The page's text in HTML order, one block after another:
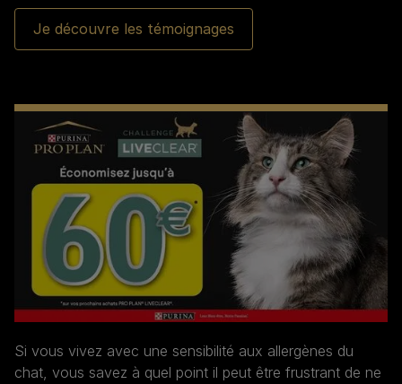
DECOUVREZ PRO
PLAN® LIVECLEAR®
Les seules croquettes qui ont le pouvoir de réduire les
allergènes sur les poils de chat. PRO PLAN® Liveclear® est
recommandé par AFPRAL (Association Française pour la
Je découvre les témoignages
Si vous vivez avec une sensibilité aux allergènes du
chat, vous savez à quel point il peut être frustrant de ne